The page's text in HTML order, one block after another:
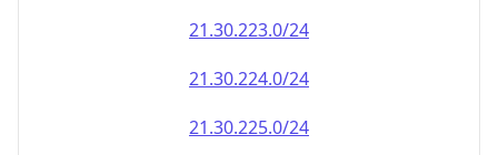
21.30.223.0/24
21.30.224.0/24
21.30.225.0/24